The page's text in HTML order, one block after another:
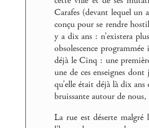
Carafes (devant lequel un
conçu pour se rendre
y a dix ans : n’existera
obsolescence
déjà le Cinq : une
une de ces enseignes
qu’elle était déjà là dix
bruissante autour de nous,
La rue est déserte